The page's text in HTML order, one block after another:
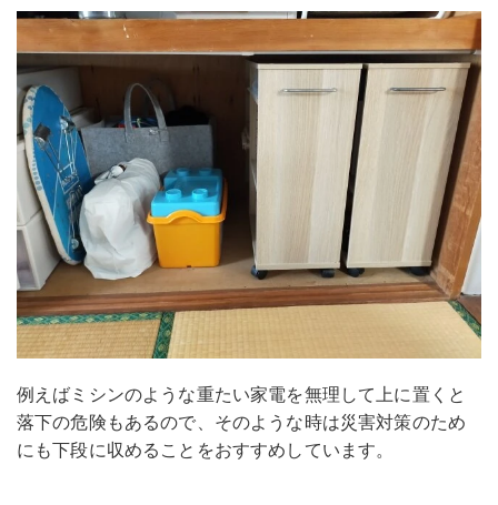
例えばミシンのような重たい家電を無理して上に置くと
落下の危険もあるので、そのような時は災害対策のため
にも下段に収めることをおすすめしています。